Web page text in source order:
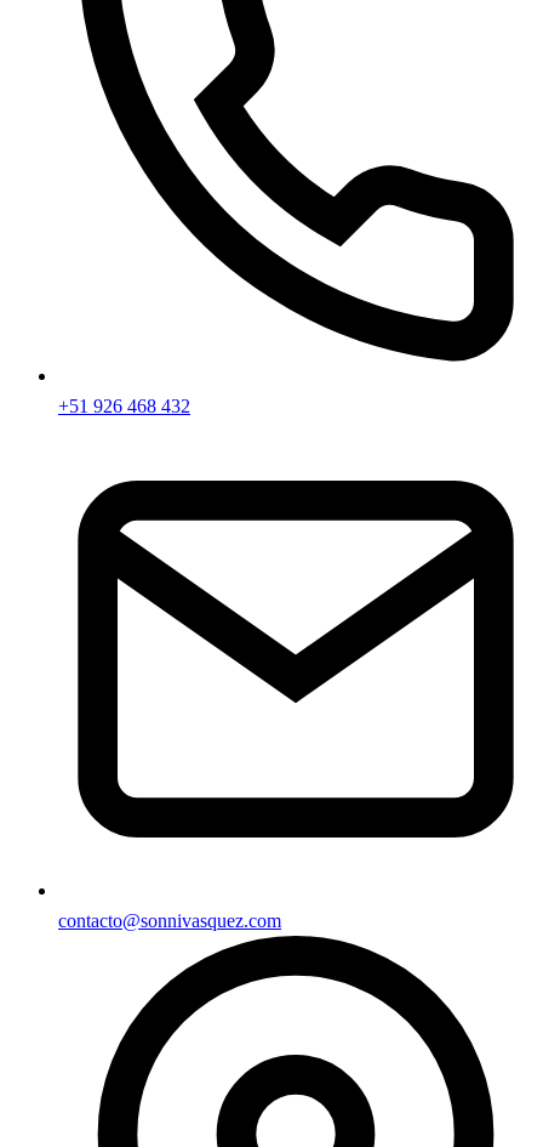
+51 926 468 432
contacto@sonnivasquez.com